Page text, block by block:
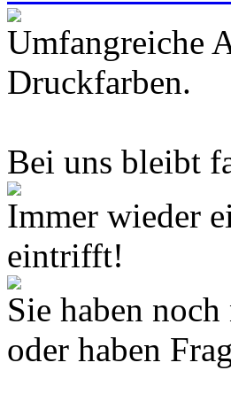
Umfangreiche
Druckfarben.
Bei uns bleibt
Immer wieder
eintrifft!
Sie haben
oder haben